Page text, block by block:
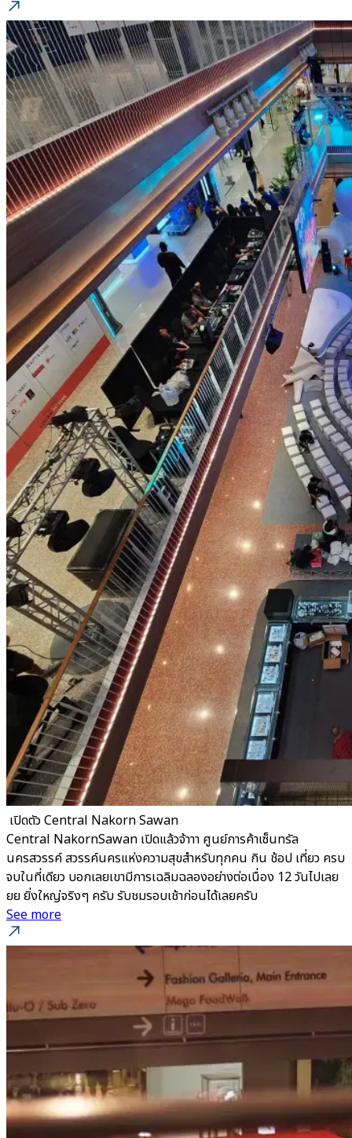
​ เปิดตัว Central Nakorn Sawan
Central NakornSawan เปิดแล้วจ้าาา ศูนย์การค้าเซ็นทรัล
นครสวรรค์ สวรรค์นครแห่งความสุขสำหรับทุกคน กิน ช้อป เที่ยว ครบ
จบในที่เดียว บอกเลยเขามีการเฉลิมฉลองอย่างต่อเนื่อง 12 วันไปเลย
ยย ยิ่งใหญ่จริงๆ ครับ รับชมรอบเช้าก่อนได้เลยครับ
See more